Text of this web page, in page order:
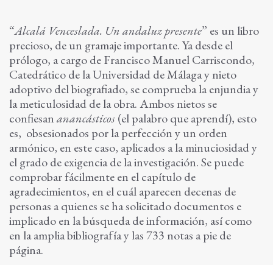
“Alcalá Venceslada. Un andaluz presente” es un libro
precioso, de un gramaje importante. Ya desde el
prólogo, a cargo de Francisco Manuel Carriscondo,
Catedrático de la Universidad de Málaga y nieto
adoptivo del biografiado, se comprueba la enjundia y
la meticulosidad de la obra. Ambos nietos se
confiesananancásticos(el palabro que aprendí), esto
es, obsesionados por la perfección y un orden
armónico, en este caso, aplicados a la minuciosidad y
el grado de exigencia de la investigación. Se puede
comprobar fácilmente en el capítulo de
agradecimientos, en el cuál aparecen decenas de
personas a quienes se ha solicitado documentos e
implicado en la búsqueda de información, así como
en la amplia bibliografía y las 733 notas a pie de
página.